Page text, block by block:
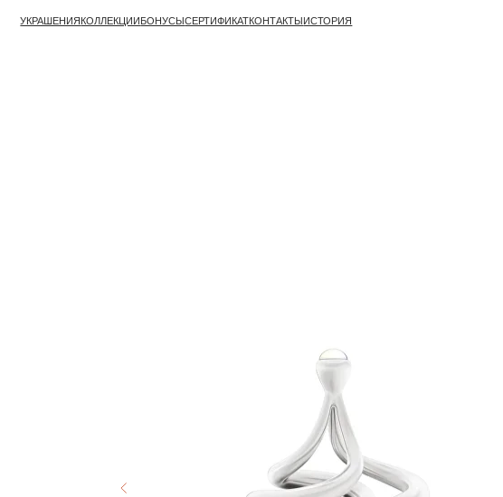
УКРАШЕНИЯКОЛЛЕКЦИИБОНУСЫСЕРТИФИКАТКОНТАКТЫИСТОРИЯ